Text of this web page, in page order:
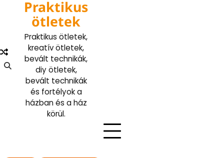
Praktikus
ötletek
Praktikus ötletek,
kreatív ötletek,
bevált technikák,
diy ötletek,
bevált technikák
és fortélyok a
házban és a ház
körül.